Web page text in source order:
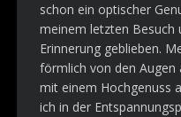
schon ein optischer
meinem letzten Besuch
Erinnerung geblieben.
förmlich von den Augen
mit einem Hochgenuss
ich in der